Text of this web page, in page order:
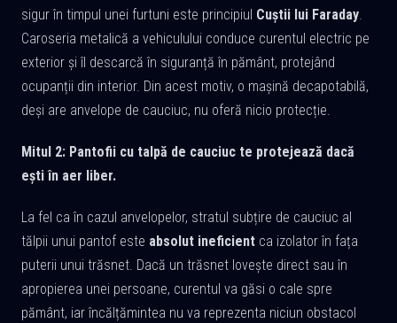
sigur în timpul unei furtuni este principiul Cuștii lui Faraday.
Caroseria metalică a vehiculului conduce curentul electric pe
exterior și îl descarcă în siguranță în pământ, protejând
ocupanții din interior. Din acest motiv, o mașină decapotabilă,
deși are anvelope de cauciuc, nu oferă nicio protecție.
Mitul 2: Pantofii cu talpă de cauciuc te protejează dacă
ești în aer liber.
La fel ca în cazul anvelopelor, stratul subțire de cauciuc al
tălpii unui pantof este absolut ineficient ca izolator în fața
puterii unui trăsnet. Dacă un trăsnet lovește direct sau în
apropierea unei persoane, curentul va găsi o cale spre
pământ, iar încălțămintea nu va reprezenta niciun obstacol